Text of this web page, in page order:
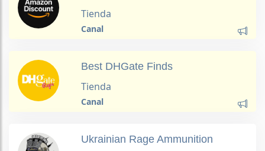
Tienda
Canal
Best DHGate Finds
Tienda
Canal
Ukrainian Rage Ammunition